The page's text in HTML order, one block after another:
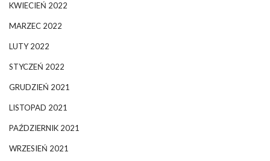
KWIECIEŃ 2022
MARZEC 2022
LUTY 2022
STYCZEŃ 2022
GRUDZIEŃ 2021
LISTOPAD 2021
PAŹDZIERNIK 2021
WRZESIEŃ 2021